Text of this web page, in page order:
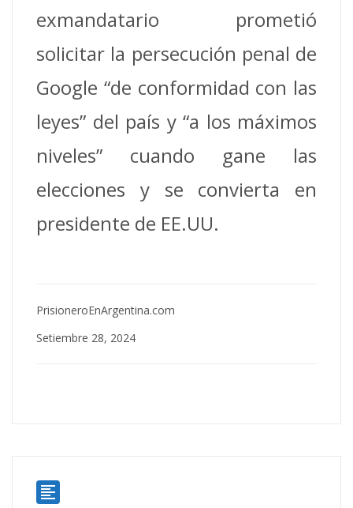
exmandatario prometió
solicitar la persecución penal de
Google “de conformidad con las
leyes” del país y “a los máximos
niveles” cuando gane las
elecciones y se convierta en
presidente de EE.UU.
PrisioneroEnArgentina.com
Setiembre 28, 2024
